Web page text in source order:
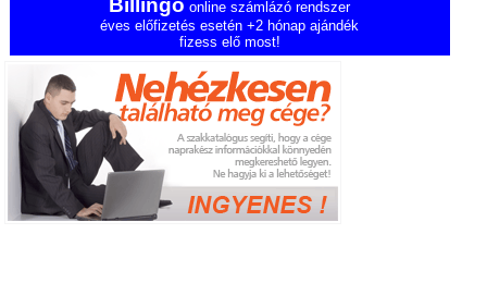
Billingo online számlázó rendszer
éves előfizetés esetén +2 hónap ajándék
fizess elő most!